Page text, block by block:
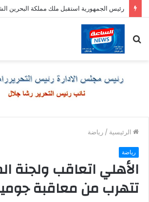
رئيس الجمهورية استقبل ملك مملكة البحرين
عن
الرئيسية / رياضة
رياضة
الأهلي اتعاقب ولجنة
تتهرب من معاقبة